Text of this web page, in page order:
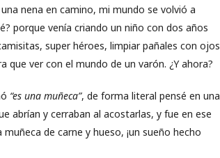
nena en camino, mi mundo se volvió a
porque venía criando un niño con dos años
super héroes, limpiar pañales con ojos
que ver con el mundo de un varón. ¿Y ahora?
“es una muñeca”, de forma literal pensé en una
abrían y cerraban al acostarlas, y fue en ese
de carne y hueso, ¡un sueño hecho